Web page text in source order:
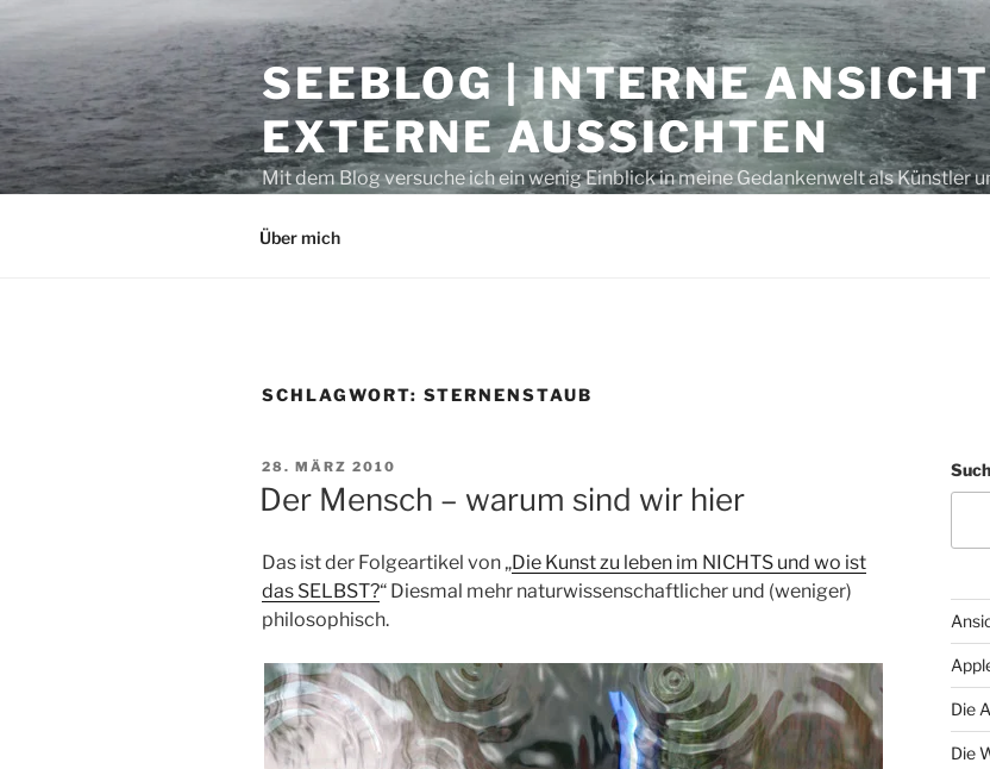
Inhalt
springen
SEEBLOG | INTERNE
EXTERNE AUSSICHTEN
Mit dem Blog versuche ich ein wenig Einblick in meine Gedankenwelt als Künstler
Über mich
SCHLAGWORT: STERNENSTAUB
VERÖFFENTLICHT
AM
28. MÄRZ 2010
Der Mensch – warum sind wir hier
Das ist der Folgeartikel von „Die Kunst zu leben im NICHTS und wo ist
das SELBST?“ Diesmal mehr naturwissenschaftlicher und (weniger)
philosophisch.
Die
Die